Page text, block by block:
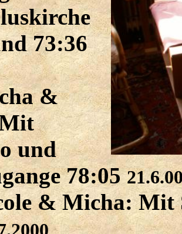
73:36
&
und
78:05
& Micha: Mit